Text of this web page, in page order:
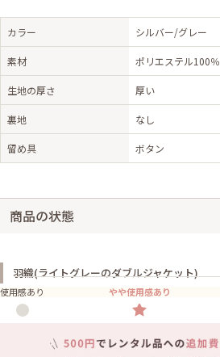
カラー シルバー/グレー
素材 ポリエステル100％
生地の厚さ 厚い
裏地 なし
留め具 ボタン
商品の状態
羽織(ライトグレーのダブルジャケット)
使用感あり やや使用感あり